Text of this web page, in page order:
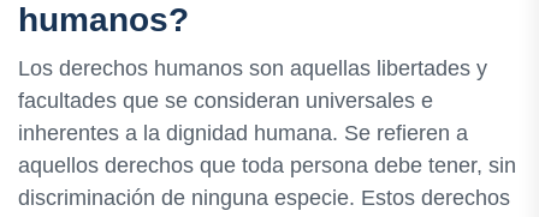
humanos?
Los derechos humanos son aquellas libertades y
facultades que se consideran universales e
inherentes a la dignidad humana. Se refieren a
aquellos derechos que toda persona debe tener, sin
discriminación de ninguna especie. Estos derechos